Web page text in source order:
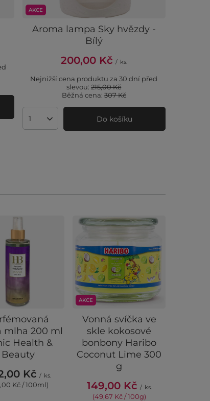
AKCE
Aroma lampa Sky hvězdy -
Bílý
200,00 Kč / ks.
Nejnižší cena produktu za 30 dní před
slevou:215,00 Kč
Běžná cena:307 Kč
Množství produktů Do košíku
mlha 200 ml
Health &
Beauty
Kč / ks.
Kč / 100ml)
AKCE
Vonná svíčka ve
skle kokosové
bonbony Haribo
Coconut Lime 300
g
149,00 Kč / ks.
(49,67 Kč / 100g)